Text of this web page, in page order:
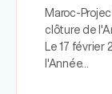
Maroc-
clôture de
Le 17
l'Année…